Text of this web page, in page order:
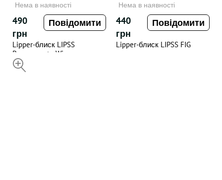
Нема в наявності
490
грн
Повідомити
Lipper-блиск LIPSS
Pomegranate Wine
Нема в наявності
440
грн
Повідомити
Lipper-блиск LIPSS FIG